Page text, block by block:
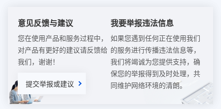
意见反馈与建议
您在使用产品和服务过程中，
对产品有更好的建议请反馈给
我们，谢谢！
提交举报或建议
我要举报违法信息
如果您遇到任何正在使用我们
的服务进行传播违法信息等，
我们将竭诚为您提供支持，确
保您的举报得到及时处理，共
同维护网络环境的清朗。